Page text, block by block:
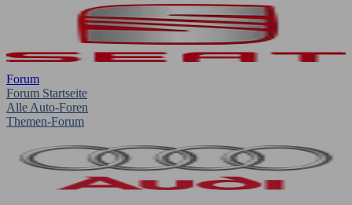
Forum
Forum Startseite
Alle Auto-Foren
Themen-Forum